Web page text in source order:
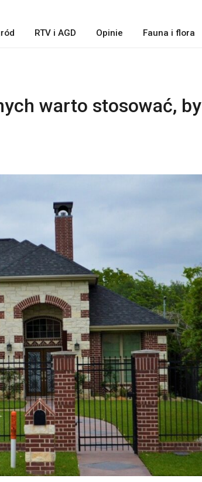
RTV i AGD Opinie Fauna i flora
warto stosować, by